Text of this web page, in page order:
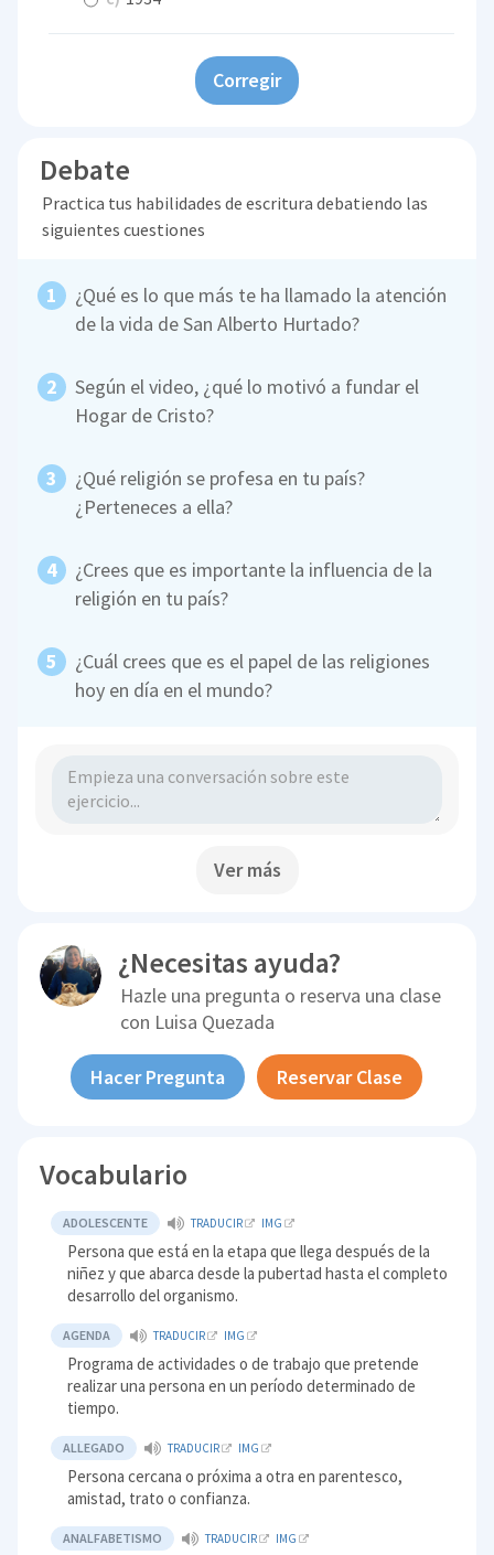
Corregir
Debate
Practica tus habilidades de escritura debatiendo las
siguientes cuestiones
¿Qué es lo que más te ha llamado la atención
de la vida de San Alberto Hurtado?
Según el video, ¿qué lo motivó a fundar el
Hogar de Cristo?
¿Qué religión se profesa en tu país?
¿Perteneces a ella?
¿Crees que es importante la influencia de la
religión en tu país?
¿Cuál crees que es el papel de las religiones
hoy en día en el mundo?
Ver más
¿Necesitas ayuda?
Hazle una pregunta o reserva una clase
con Luisa Quezada
Hacer Pregunta Reservar Clase
Vocabulario
ADOLESCENTE TRADUCIR IMG
Persona que está en la etapa que llega después de la
niñez y que abarca desde la pubertad hasta el completo
desarrollo del organismo.
AGENDA TRADUCIR IMG
Programa de actividades o de trabajo que pretende
realizar una persona en un período determinado de
tiempo.
ALLEGADO TRADUCIR IMG
Persona cercana o próxima a otra en parentesco,
amistad, trato o confianza.
ANALFABETISMO TRADUCIR IMG